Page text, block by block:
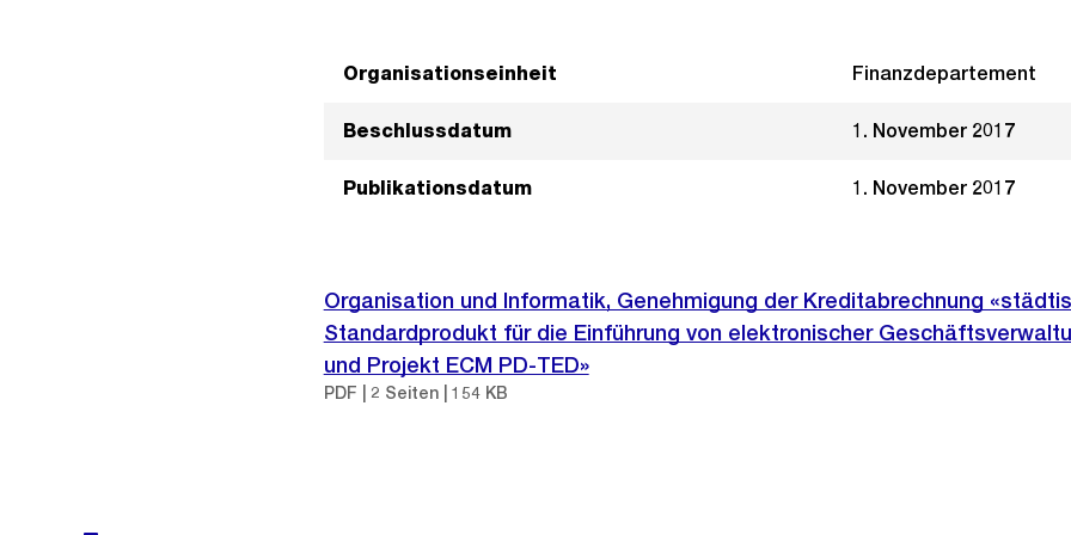
Organisationseinheit Finanzdepartement
Beschlussdatum 1. November 2017
Publikationsdatum 1. November 2017
Organisation und Informatik, Genehmigung der Kreditabrechnung
Standardprodukt für die Einführung von elektronischer
und Projekt ECM PD-TED»
PDF | 2 Seiten | 154 KB